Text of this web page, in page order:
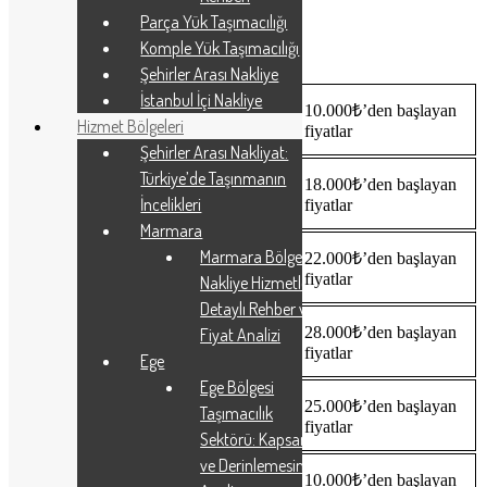
Beylikdüzü Kadıköy 1+1 Ev
Taşıma Fiyatı
10.000₺’den başlayan
fiyatlar
Beylikdüzü Kadıköy 2+1 Ev
18.000₺’den başlayan
fiyatlar
Beylikdüzü Kadıköy 3+1 Ev
22.000₺’den başlayan
fiyatlar
Beylikdüzü Kadıköy 4+1 Ev
28.000₺’den başlayan
fiyatlar
Beylikdüzü Kadıköy Ofis Taşıma
25.000₺’den başlayan
fiyatlar
Beylikdüzü Kadıköy Parça Eşya
10.000₺’den başlayan
Parça Yük Taşımacılığı
Komple Yük Taşımacılığı
Şehirler Arası Nakliye
İstanbul İçi Nakliye
Hizmet Bölgeleri
Şehirler Arası Nakliyat:
Türkiye’de Taşınmanın
İncelikleri
Marmara
Marmara Bölgesi
Nakliye Hizmetleri:
Detaylı Rehber ve
Fiyat Analizi
Ege
Ege Bölgesi
Taşımacılık
Sektörü: Kapsamlı
ve Derinlemesine